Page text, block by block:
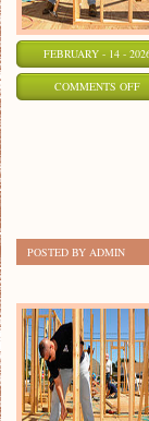
FEBRUARY - 14 -
COMMENTS OFFON
POSTED BY ADMIN